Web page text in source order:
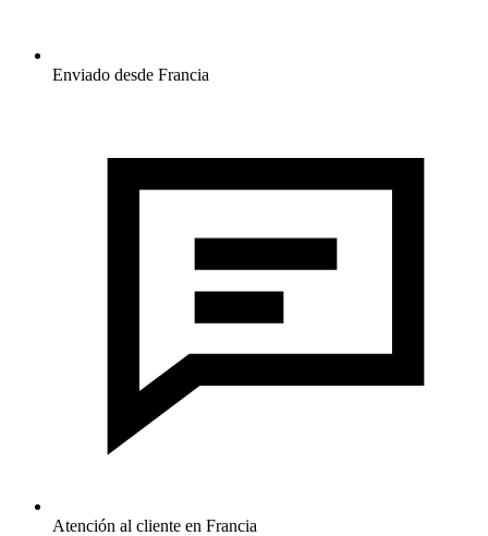
Enviado desde Francia
Atención al cliente en Francia